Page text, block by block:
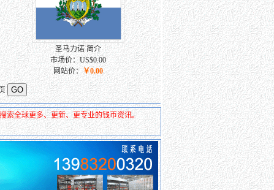
圣马力诺 简介
市场价：US$0.00
网站价：￥0.00
索全球更多、更新、更专业的钱币资讯。